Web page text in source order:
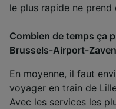
le plus rapide ne prend
Combien de temps ça
Brussels-Airport-
En moyenne, il faut
voyager en train de
Avec les services les